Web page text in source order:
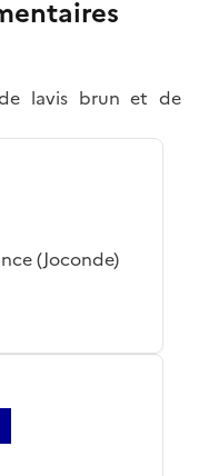
lavis brun et de
(Joconde)